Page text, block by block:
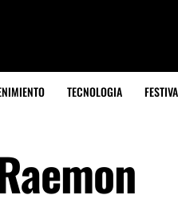
TECNOLOGIA